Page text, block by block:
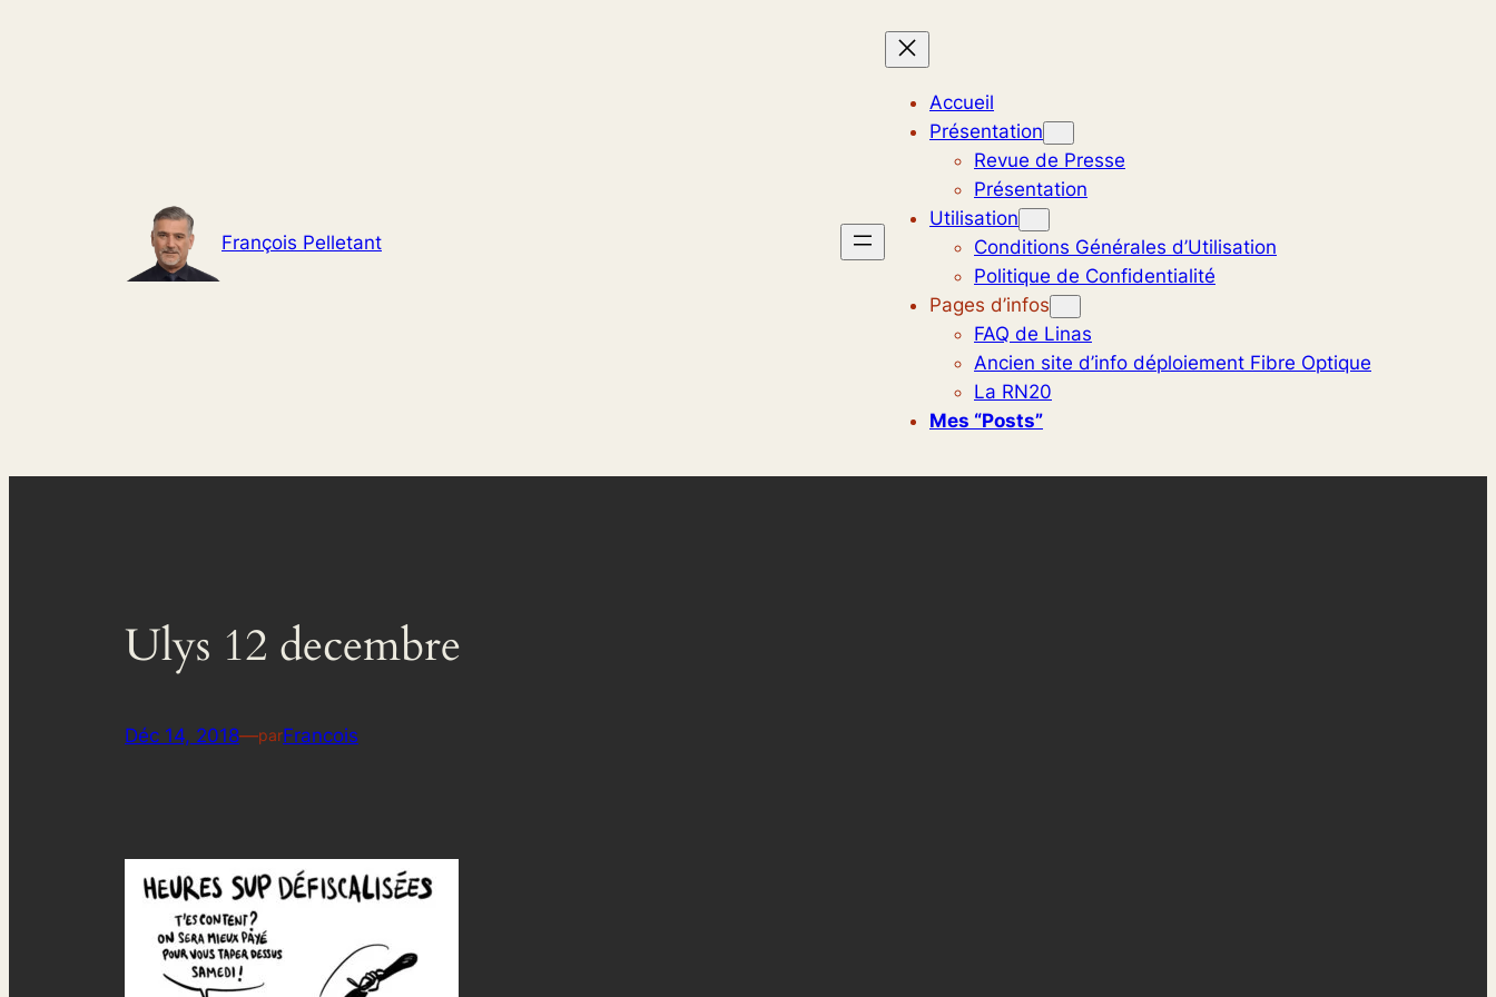
François Pelletant
Accueil
Présentation
Revue de Presse
Présentation
Utilisation
Conditions Générales d’Utilisation
Politique de Confidentialité
Pages d’infos
FAQ de Linas
Ancien site d’info déploiement Fibre Optique
La RN20
Mes “posts”
Ulys 12 decembre
Déc 14, 2018—parFrancois